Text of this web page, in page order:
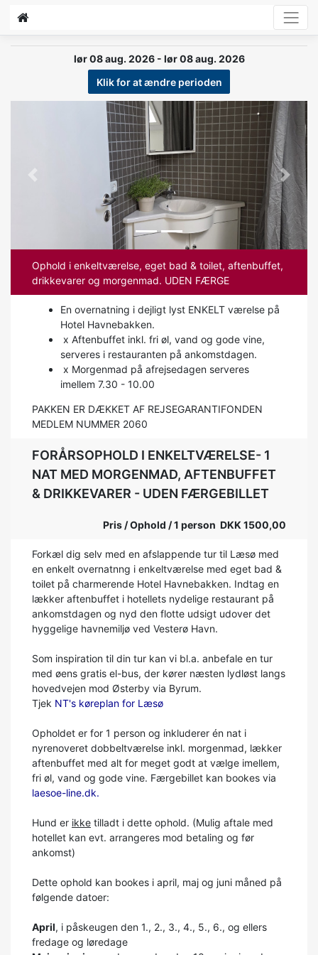
lør 08 aug. 2026 - lør 08 aug. 2026
Klik for at ændre perioden
Next
Ophold i enkeltværelse, eget bad & toilet, aftenbuffet,
drikkevarer og morgenmad. UDEN FÆRGE
En overnatning i dejligt lyst ENKELT værelse på
Hotel Havnebakken.
x Aftenbuffet inkl. fri øl, vand og gode vine,
serveres i restauranten på ankomstdagen.
x Morgenmad på afrejsedagen serveres
imellem 7.30 - 10.00
PAKKEN ER DÆKKET AF REJSEGARANTIFONDEN
MEDLEM NUMMER 2060
FORÅRSOPHOLD I ENKELTVÆRELSE- 1
NAT MED MORGENMAD, AFTENBUFFET
& DRIKKEVARER - UDEN FÆRGEBILLET
Pris / Ophold / 1 person DKK 1500,00
Forkæl dig selv med en afslappende tur til Læsø med
en enkelt overnatnng i enkeltværelse med eget bad &
toilet på charmerende Hotel Havnebakken. Indtag en
lækker aftenbuffet i hotellets nydelige restaurant på
ankomstdagen og nyd den flotte udsigt udover det
hyggelige havnemiljø ved Vesterø Havn.
Som inspiration til din tur kan vi bl.a. anbefale en tur
med øens gratis el-bus, der kører næsten lydløst langs
hovedvejen mod Østerby via Byrum.
Tjek NT's køreplan for Læsø
Opholdet er for 1 person og inkluderer én nat i
nyrenoveret dobbeltværelse inkl. morgenmad, lækker
aftenbuffet med alt for meget godt at vælge imellem,
fri øl, vand og gode vine. Færgebillet kan bookes via
laesoe-line.dk.
Hund er ikke tilladt i dette ophold. (Mulig aftale med
hotellet kan evt. arrangeres mod betaling og før
ankomst)
Dette ophold kan bookes i april, maj og juni måned på
følgende datoer:
April, i påskeugen den 1., 2., 3., 4., 5., 6., og ellers
fredage og løredage